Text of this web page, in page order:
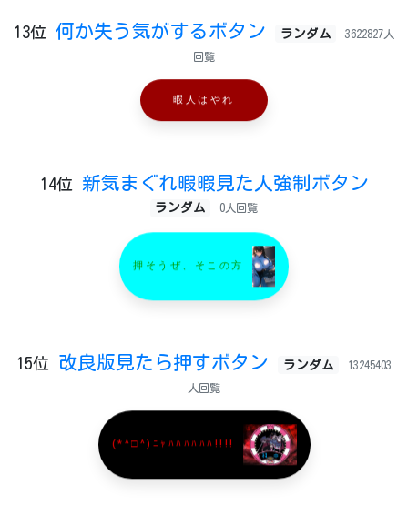
13位 何か失う気がするボタン ランダム 3622827人
回覧
暇人はやれ
14位 新気まぐれ暇暇見た人強制ボタン
ランダム 0人回覧
押そうぜ、そこの方
15位 改良版見たら押すボタン ランダム 13245403
人回覧
(*^□^)ﾆｬﾊﾊﾊﾊﾊﾊ!!!!